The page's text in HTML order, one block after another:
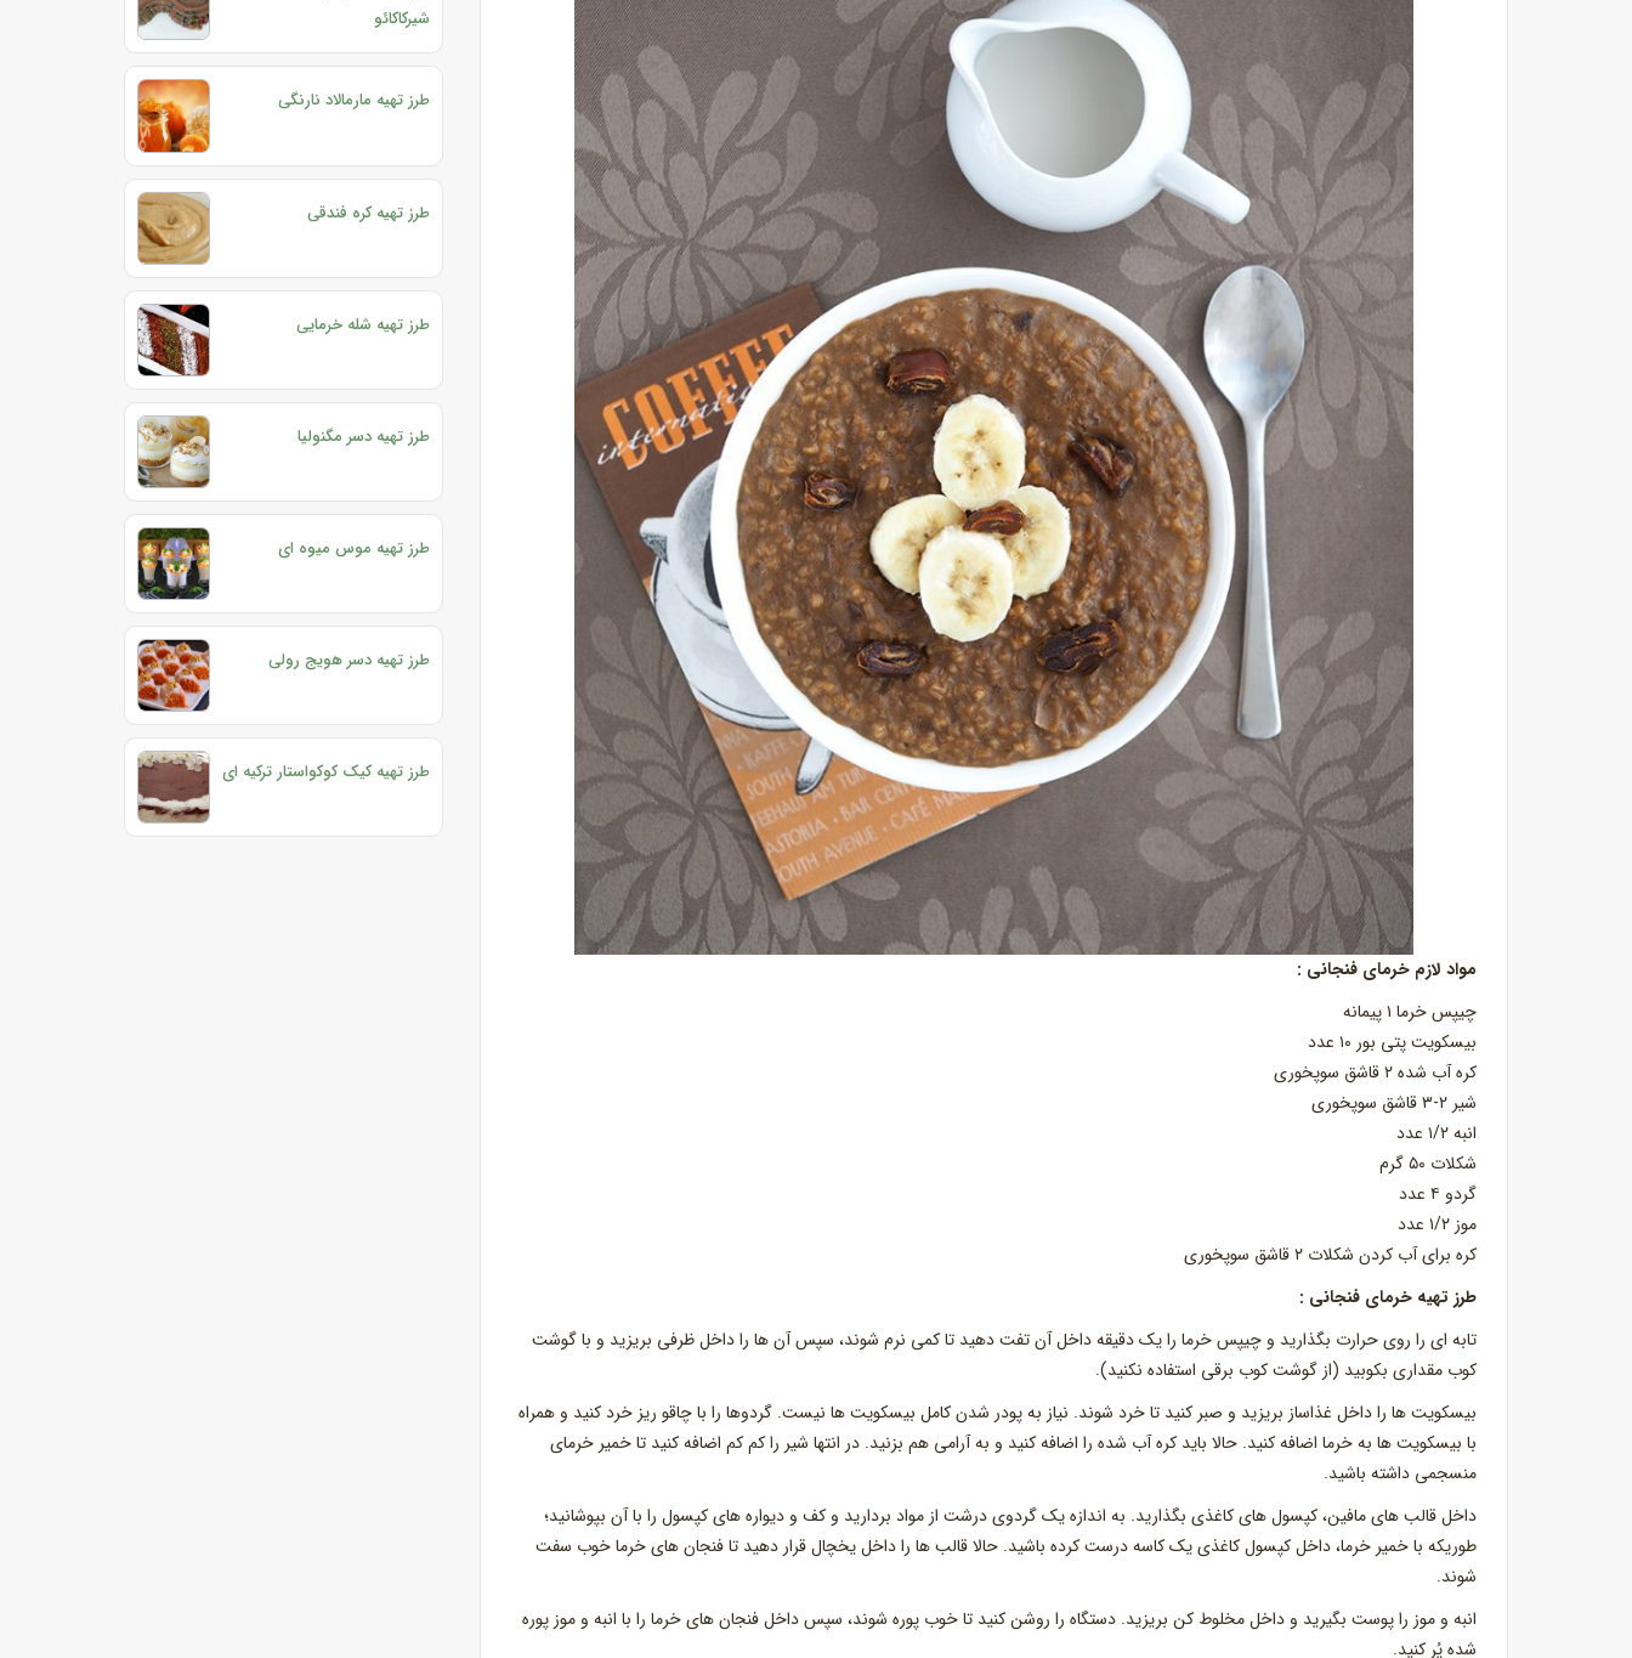
مواد لازم خرمای فنجانی :
چیپس خرما ۱ پیمانه
بیسکویت پتی بور ۱۰ عدد
کره آب شده ۲ قاشق سوپخوری
شیر ۲-۳ قاشق سوپخوری
انبه ۱/۲ عدد
شکلات ۵۰ گرم
گردو ۴ عدد
موز ۱/۲ عدد
کره برای آب کردن شکلات ۲ قاشق سوپخوری
طرز تهیه خرمای فنجانی :
تابه ای را روی حرارت بگذارید و چیپس خرما را یک دقیقه داخل آن تفت دهید تا کمی نرم شوند، سپس آن ها را داخل ظرفی بریزید و با گوشت
کوب مقداری بکوبید (از گوشت کوب برقی استفاده نکنید).
بیسکویت ها را داخل غذاساز بریزید و صبر کنید تا خرد شوند. نیاز به پودر شدن کامل بیسکویت ها نیست. گردوها را با چاقو ریز خرد کنید و همراه
با بیسکویت ها به خرما اضافه کنید. حالا باید کره آب شده را اضافه کنید و به آرامی هم بزنید. در انتها شیر را کم کم اضافه کنید تا خمیر خرمای
منسجمی داشته باشید.
داخل قالب های مافین، کپسول های کاغذی بگذارید. به اندازه یک گردوی درشت از مواد بردارید و کف و دیواره های کپسول را با آن بپوشانید؛
طوریکه با خمیر خرما، داخل کپسول کاغذی یک کاسه درست کرده باشید. حالا قالب ها را داخل یخچال قرار دهید تا فنجان های خرما خوب سفت
شوند.
انبه و موز را پوست بگیرید و داخل مخلوط کن بریزید. دستگاه را روشن کنید تا خوب پوره شوند، سپس داخل فنجان های خرما را با انبه و موز پوره
شده پُر کنید.
شیرکاکائو
طرز تهیه مارمالاد نارنگی
طرز تهیه کره فندقی
طرز تهیه شله خرمایی
طرز تهیه دسر مگنولیا
طرز تهیه موس میوه ای
طرز تهیه دسر هویج رولی
طرز تهیه کیک کوکواستار ترکیه ای